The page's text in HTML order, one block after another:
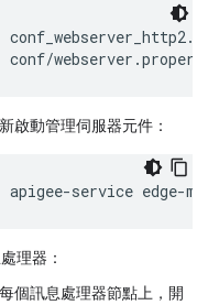
conf/
啟動管理伺服器元件：
apigee-service edge-
理器：
個訊息處理器節點上，開